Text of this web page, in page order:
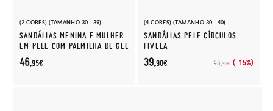
(2 CORES) (TAMANHO 30 - 39)
SANDÁLIAS MENINA E MULHER
EM PELE COM PALMILHA DE GEL
46,95€
(4 CORES) (TAMANHO 30 - 40)
SANDÁLIAS PELE CÍRCULOS
FIVELA
46,95€ (-15%)
39,90€